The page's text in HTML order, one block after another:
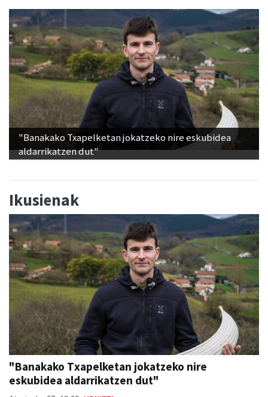
"Banakako Txapelketan jokatzeko nire eskubidea
aldarrikatzen dut"
Ikusienak
"Banakako Txapelketan jokatzeko nire
eskubidea aldarrikatzen dut"